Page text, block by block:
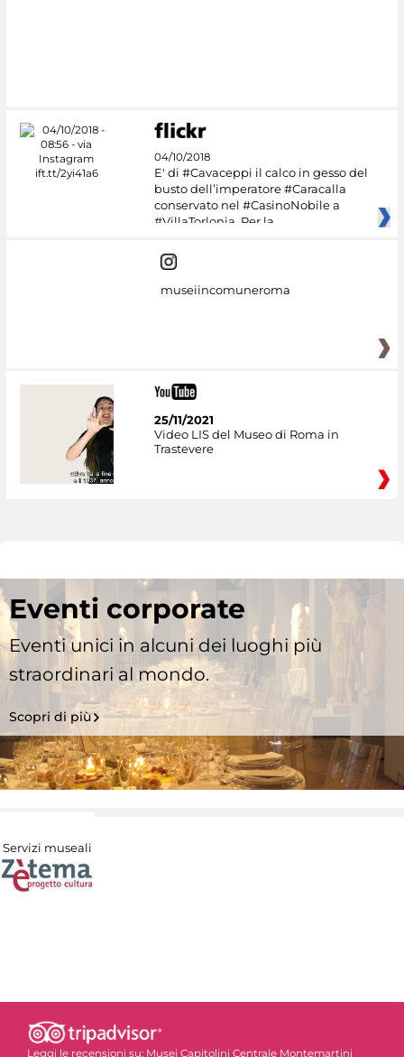
04/10/2018
E' di #Cavaceppi il calco in gesso del
busto dell’imperatore #Caracalla
conservato nel #CasinoNobile a
#VillaTorlonia. Per la
museiincomuneroma
25/11/2021
Video LIS del Museo di Roma in
Trastevere
Eventi corporate
Eventi unici in alcuni dei luoghi più
straordinari al mondo.
Scopri di più
Servizi museali
Leggi le recensioni su: Musei Capitolini Centrale Montemartini